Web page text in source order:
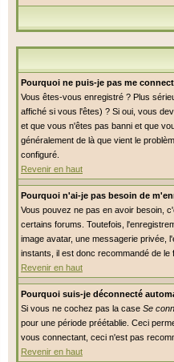
Pourquoi ne puis-je pas me
Vous êtes-vous enregistré ? Plus
affiché si vous l'êtes) ? Si oui, vous
et que vous n'êtes pas banni et que
généralement de là que vient le
configuré.
Revenir en haut
Pourquoi n'ai-je pas besoin de
Vous pouvez ne pas en avoir besoin,
certains forums. Toutefois,
image avatar, une messagerie privée,
instants, il est donc recommandé de le
Revenir en haut
Pourquoi suis-je déconnecté
Si vous ne cochez pas la case Se
pour une période préétablie. Ceci
vous connectant, ceci n'est pas
Revenir en haut